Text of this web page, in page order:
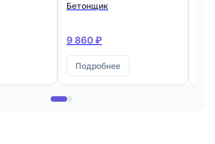
Бетонщик
9 860 ₽
Подробнее